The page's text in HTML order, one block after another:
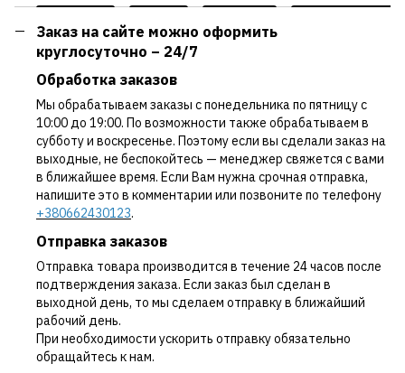
Заказ на сайте можно оформить
круглосуточно – 24/7
Обработка заказов
Мы обрабатываем заказы с понедельника по пятницу с
10:00 до 19:00. По возможности также обрабатываем в
субботу и воскресенье. Поэтому если вы сделали заказ на
выходные, не беспокойтесь — менеджер свяжется с вами
в ближайшее время. Если Вам нужна срочная отправка,
напишите это в комментарии или позвоните по телефону
+380662430123.
Отправка заказов
Отправка товара производится в течение 24 часов после
подтверждения заказа. Если заказ был сделан в
выходной день, то мы сделаем отправку в ближайший
рабочий день.
При необходимости ускорить отправку обязательно
обращайтесь к нам.